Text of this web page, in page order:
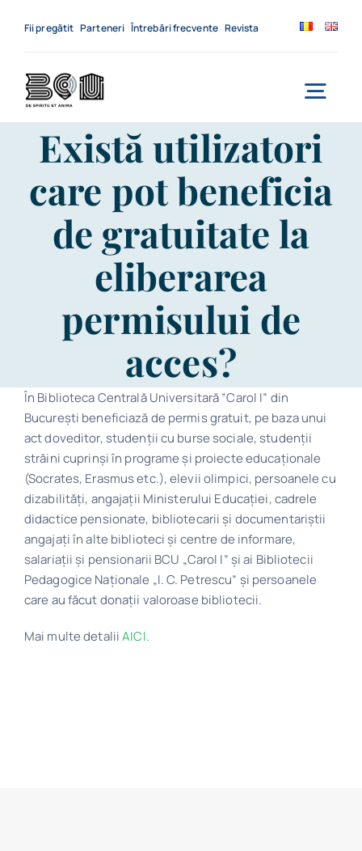
Fii pregătit Parteneri Întrebări frecvente Revista
Acasă
Despre noi
Servicii
Contact
Program
Biblioteca digitală
Catalog
Există utilizatori
care pot beneficia
de gratuitate la
eliberarea
permisului de
acces?
În Biblioteca Centrală Universitară ”Carol I” din
București beneficiază de permis gratuit, pe baza unui
act doveditor, studenţii cu burse sociale, studenţii
străini cuprinşi în programe și proiecte educaţionale
(Socrates, Erasmus etc.), elevii olimpici, persoanele cu
dizabilități, angajații Ministerului Educației, cadrele
didactice pensionate, bibliotecarii şi documentariştii
angajaţi în alte biblioteci şi centre de informare,
salariaţii şi pensionarii BCU „Carol I” şi ai Bibliotecii
Pedagogice Naţionale „I. C. Petrescu” și persoanele
care au făcut donaţii valoroase bibliotecii.
Mai multe detaliiAICI.